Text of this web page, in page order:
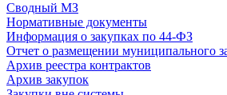
Сводный МЗ
Нормативные документы
Информация о закупках по 44-ФЗ
Отчет о размещении муниципального
Архив реестра контрактов
Архив закупок